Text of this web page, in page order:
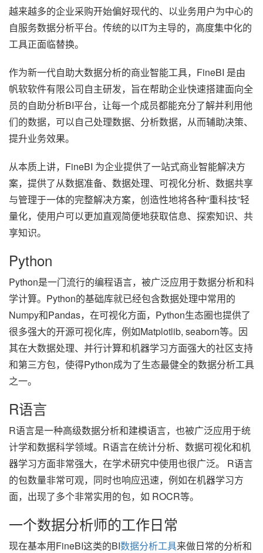
越来越多的企业采购开始偏好现代的、以业务用户为中心的
自服务数据分析平台。传统的以IT为主导的，高度集中化的
工具正面临替换。
作为新一代自助大数据分析的商业智能工具，FineBI 是由
帆软软件有限公司自主研发，旨在帮助企业快速搭建面向全
员的自助分析BI平台，让每一个成员都能充分了解并利用他
们的数据，可以自己处理数据、分析数据，从而辅助决策、
提升业务效果。
从本质上讲，FineBI 为企业提供了一站式商业智能解决方
案，提供了从数据准备、数据处理、可视化分析、数据共享
与管理于一体的完整解决方案，创造性地将各种“重科技”轻
量化，使用户可以更加直观简便地获取信息、探索知识、共
享知识。
Python
Python是一门流行的编程语言，被广泛应用于数据分析和科
学计算。Python的基础库就已经包含数据处理中常用的
Numpy和Pandas，在可视化方面，Python生态圈也提供了
很多强大的开源可视化库，例如Matplotlib, seaborn等。因
其在大数据处理、并行计算和机器学习方面强大的社区支持
和第三方包，使得Python成为了生态最健全的数据分析工具
之一。
R语言
R语言是一种高级数据分析和建模语言，也被广泛应用于统
计学和数据科学领域。R语言在统计分析、数据可视化和机
器学习方面非常强大，在学术研究中使用也很广泛。 R语言
的包数量非常可观，同时也响应迅速，例如在机器学习方
面，出现了多个非常实用的包，如 ROCR等。
一个数据分析师的工作日常
现在基本用FineBI这类的BI数据分析工具来做日常的分析和